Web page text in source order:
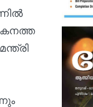
കനത്ത